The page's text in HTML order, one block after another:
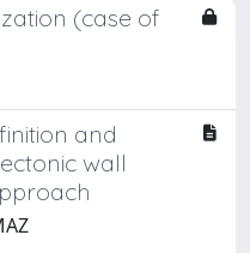
(case of
and
wall